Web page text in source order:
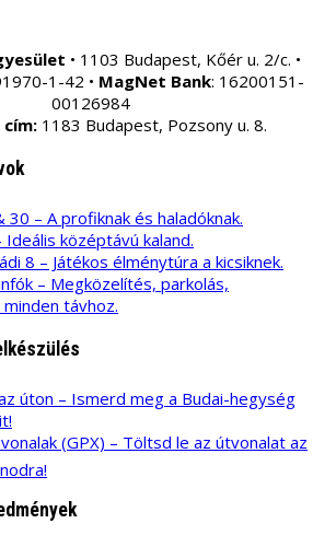
• 1103 Budapest, Kőér u. 2/c. •
1-42 • MagNet Bank: 16200151-
00126984
cím:1183 Budapest, Pozsony u. 8.
30 – A profiknak és haladóknak.
középtávú kaland.
8 – Játékos élménytúra a kicsiknek.
– Megközelítés, parkolás,
távhoz.
úton – Ismerd meg a Budai-hegység
(GPX) – Töltsd le az útvonalat az